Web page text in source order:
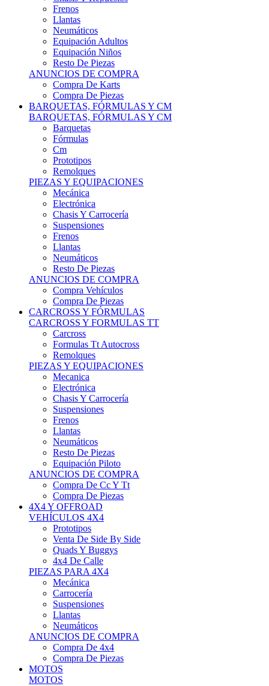
Llantas
Neumáticos
Equipación Adultos
Equipación Niños
Resto De Piezas
ANUNCIOS DE COMPRA
Compra De Karts
Compra De Piezas
BARQUETAS, FÓRMULAS Y CM
BARQUETAS, FÓRMULAS Y CM
Barquetas
Fórmulas
Cm
Prototipos
Remolques
PIEZAS Y EQUIPACIONES
Mecánica
Electrónica
Chasis Y Carrocería
Suspensiones
Frenos
Llantas
Neumáticos
Resto De Piezas
ANUNCIOS DE COMPRA
Compra Vehículos
Compra De Piezas
CARCROSS Y FÓRMULAS
CARCROSS Y FORMULAS TT
Carcross
Formulas Tt Autocross
Remolques
PIEZAS Y EQUIPACIONES
Mecanica
Electrónica
Chasis Y Carrocería
Suspensiones
Frenos
Llantas
Neumáticos
Resto De Piezas
Equipación Piloto
ANUNCIOS DE COMPRA
Compra De Cc Y Tt
Compra De Piezas
4X4 Y OFFROAD
VEHÍCULOS 4X4
Prototipos
Venta De Side By Side
Quads Y Buggys
4x4 De Calle
PIEZAS PARA 4X4
Mecánica
Carrocería
Suspensiones
Llantas
Neumáticos
ANUNCIOS DE COMPRA
Compra De 4x4
Compra De Piezas
MOTOS
MOTOS
Motos De Circuito